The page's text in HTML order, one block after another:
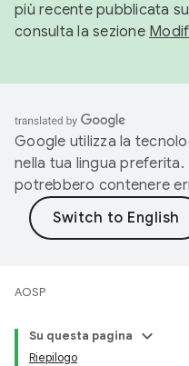
più recente pubblicata
consulta la sezione
Google utilizza la
nella tua lingua
potrebbero contenere
AOSP
Su questa pagina
Riepilogo